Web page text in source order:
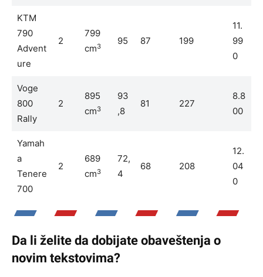
KTM
790
Advent
ure
2
799
cm3 95 87 199
11.
99
0
Voge
800
Rally
2
895
cm3
93
,8
81 227
8.8
00
Yamah
a
Tenere
700
2
689
cm3
72,
4
68 208
12.
04
0
Da li želite da dobijate obaveštenja o
novim tekstovima?